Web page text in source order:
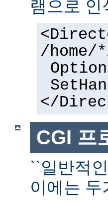
램으로 인
/
</
CGI 프
``일반적
이에는